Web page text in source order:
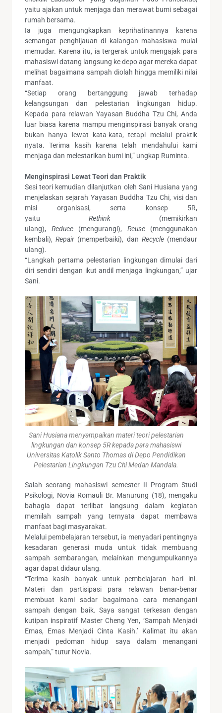
yaitu ajakan untuk menjaga dan merawat bumi sebagai
rumah bersama.
Ia juga mengungkapkan keprihatinannya karena
semangat penghijauan di kalangan mahasiswa mulai
memudar. Karena itu, ia tergerak untuk mengajak para
mahasiswi datang langsung ke depo agar mereka dapat
melihat bagaimana sampah diolah hingga memiliki nilai
manfaat.
“Setiap orang bertanggung jawab terhadap
kelangsungan dan pelestarian lingkungan hidup.
Kepada para relawan Yayasan Buddha Tzu Chi, Anda
luar biasa karena mampu menginspirasi banyak orang
bukan hanya lewat kata-kata, tetapi melalui praktik
nyata. Terima kasih karena telah mendahului kami
menjaga dan melestarikan bumi ini,” ungkap Ruminta.
Menginspirasi Lewat Teori dan Praktik
Sesi teori kemudian dilanjutkan oleh Sani Husiana yang
menjelaskan sejarah Yayasan Buddha Tzu Chi, visi dan
misi organisasi, serta konsep 5R,
yaitu Rethink (memikirkan
ulang), Reduce(mengurangi), Reuse(menggunakan
kembali),Repair (memperbaiki), dan Recycle(mendaur
ulang).
“Langkah pertama pelestarian lingkungan dimulai dari
diri sendiri dengan ikut andil menjaga lingkungan,” ujar
Sani.
Sani Husiana menyampaikan materi teori pelestarian
lingkungan dan konsep 5R kepada para mahasiswi
Universitas Katolik Santo Thomas di Depo Pendidikan
Pelestarian Lingkungan Tzu Chi Medan Mandala.
Salah seorang mahasiswi semester II Program Studi
Psikologi, Novia Romauli Br. Manurung (18), mengaku
bahagia dapat terlibat langsung dalam kegiatan
memilah sampah yang ternyata dapat membawa
manfaat bagi masyarakat.
Melalui pembelajaran tersebut, ia menyadari pentingnya
kesadaran generasi muda untuk tidak membuang
sampah sembarangan, melainkan mengumpulkannya
agar dapat didaur ulang.
“Terima kasih banyak untuk pembelajaran hari ini.
Materi dan partisipasi para relawan benar-benar
membuat kami sadar bagaimana cara menangani
sampah dengan baik. Saya sangat terkesan dengan
kutipan inspiratif Master Cheng Yen, ‘Sampah Menjadi
Emas, Emas Menjadi Cinta Kasih.’ Kalimat itu akan
menjadi pedoman hidup saya dalam menangani
sampah,” tutur Novia.